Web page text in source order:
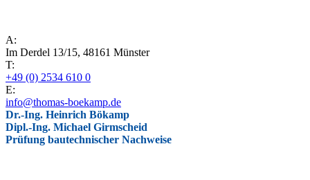
A:
Im Derdel 13/15, 48161 Münster
T:
+49 (0) 2534 610 0
E:
info@thomas-boekamp.de
Dr.-Ing. Heinrich Bökamp
Dipl.-Ing. Michael Girmscheid
Prüfung bautechnischer Nachweise